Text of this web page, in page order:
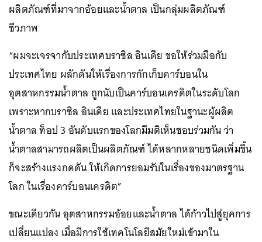
ผลิตภัณฑ์ที่มาจากอ้อยและน้ำตาล เป็นกลุ่มผลิตภัณฑ์
ชีวภาพ
“ผมจะเจรจากับประเทศบราซิล อินเดีย ขอให้ร่วมมือกับ
ประเทศไทย ผลักดันให้เรื่องการกักเก็บคาร์บอนใน
อุตสาหกรรมน้ำตาล ถูกนับเป็นคาร์บอนเครดิตในระดับโลก
เพราะหากบราซิล อินเดีย และประเทศไทยในฐานะผู้ผลิต
น้ำตาล ท็อป 3 อันดับแรกของโลกมีมติเห็นชอบร่วมกัน ว่า
น้ำตาลสามารถผลิตเป็นผลิตภัณฑ์ ได้หลากหลายชนิดเพิ่มขึ้น
ก็จะสร้างแรงกดดัน ให้เกิดการยอมรับในเรื่องของมาตรฐาน
โลก ในเรื่องคาร์บอนเครดิต”
ขณะเดียวกัน อุตสาหกรรมอ้อยและน้ำตาล ได้ก้าวไปสู่ยุคการ
เปลี่ยนแปลง เมื่อมีการใช้เทคโนโลยีสมัยใหม่เข้ามาใน